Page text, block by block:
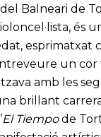
Balneari de
esprimatxat
un
amb les
brillant
El Tiempode